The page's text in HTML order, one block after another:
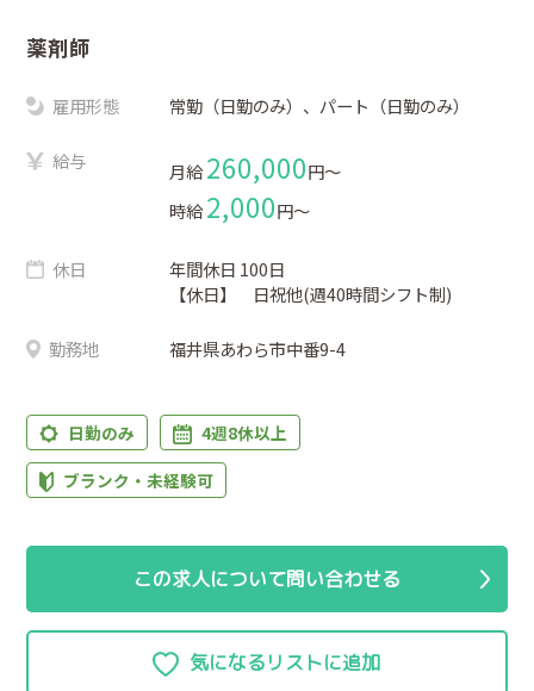
薬剤師
雇用形態 常勤（日勤のみ）、パート（日勤のみ）
給与 月給260,000円〜
時給2,000円〜
休日
年間休日 100日
【休日】 日祝他(週40時間シフト制)
勤務地 福井県あわら市中番9-4
日勤のみ
4週8休以上
ブランク・未経験可
この求人について問い合わせる